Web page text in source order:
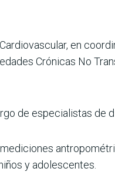
en
Crónicas No
de especialis­tas de
y ado­lescentes.